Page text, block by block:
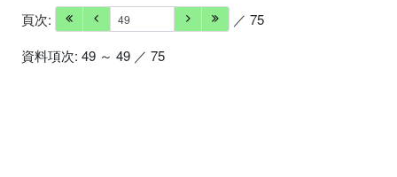
頁次:
／ 75
資料項次: 49 ～ 49 ／ 75